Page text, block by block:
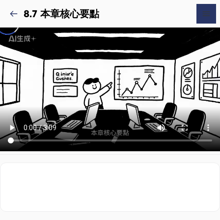
8.7 本章核心要點